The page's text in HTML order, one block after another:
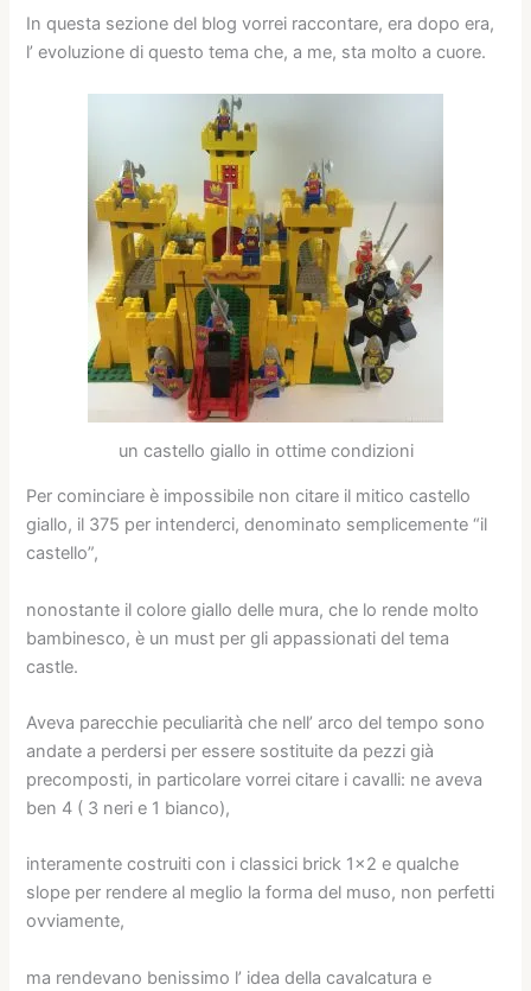
In questa sezione del blog vorrei raccontare, era dopo era,
l’ evoluzione di questo tema che, a me, sta molto a cuore.
un castello giallo in ottime condizioni
Per cominciare è impossibile non citare il mitico castello
giallo, il 375 per intenderci, denominato semplicemente “il
castello”,
nonostante il colore giallo delle mura, che lo rende molto
bambinesco, è un must per gli appassionati del tema
castle.
Aveva parecchie peculiarità che nell’ arco del tempo sono
andate a perdersi per essere sostituite da pezzi già
precomposti, in particolare vorrei citare i cavalli: ne aveva
ben 4 ( 3 neri e 1 bianco),
interamente costruiti con i classici brick 1×2 e qualche
slope per rendere al meglio la forma del muso, non perfetti
ovviamente,
ma rendevano benissimo l’ idea della cavalcatura e